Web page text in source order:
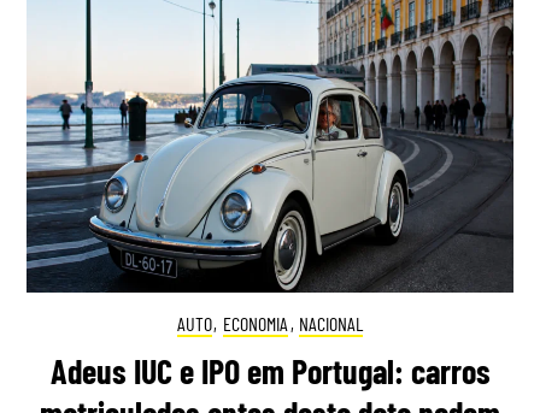
AUTO, ECONOMIA , NACIONAL
Adeus IUC e IPO em Portugal: carros